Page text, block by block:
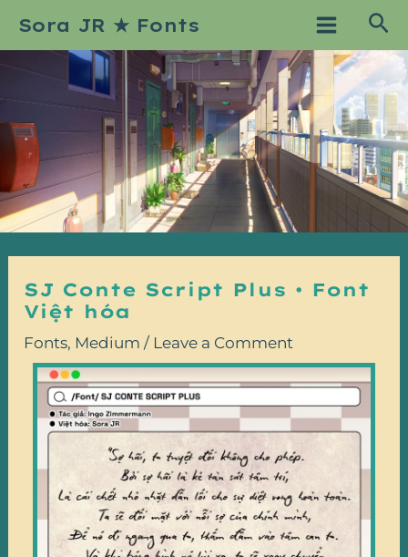
content
Sora JR ★ Fonts
Main
Menu
SJ Conte Script Plus • Font
Việt hóa
Fonts, Medium / Leave a Comment
navigation